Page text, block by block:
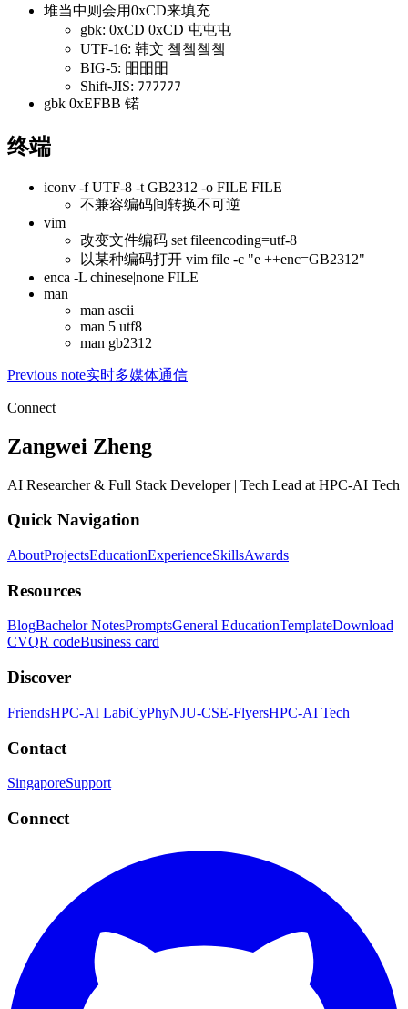
堆当中则会用0xCD来填充
gbk: 0xCD 0xCD 屯屯屯
UTF-16: 韩文 쳌쳌쳌쳌
BIG-5: 昍昍昍
Shift-JIS: ﾌﾌﾌﾌﾌﾌ
gbk 0xEFBB 锘
终端
iconv -f UTF-8 -t GB2312 -o FILE FILE
不兼容编码间转换不可逆
vim
改变文件编码 set fileencoding=utf-8
以某种编码打开 vim file -c "e ++enc=GB2312"
enca -L chinese|none FILE
man
man ascii
man 5 utf8
man gb2312
Previous note实时多媒体通信
Connect
Zangwei Zheng
AI Researcher & Full Stack Developer | Tech Lead at HPC-AI Tech
Quick Navigation
AboutProjectsEducationExperienceSkillsAwards
Resources
BlogBachelor NotesPromptsGeneral EducationTemplateDownload
CVQR codeBusiness card
Discover
FriendsHPC-AI LabiCyPhyNJU-CSE-FlyersHPC-AI Tech
Contact
SingaporeSupport
Connect